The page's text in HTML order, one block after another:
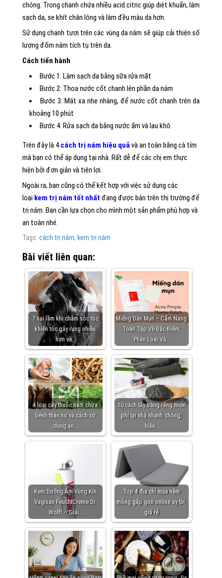
chóng. Trong chanh chứa nhiều acid citric giúp diệt khuẩn, làm
sạch da, se khít chân lông và làm đều màu da hơn.
Sử dụng chanh tươi trên các vùng da nám sẽ giúp cải thiện số
lượng đốm nám tích tụ trên da.
Cách tiến hành
Bước 1: Làm sạch da bằng sữa rửa mặt
Bước 2: Thoa nước cốt chanh lên phần da nám
Bước 3: Mát xa nhẹ nhàng, để nước cốt chanh trên da
khoảng 10 phút
Bước 4: Rửa sạch da bằng nước ấm và lau khô.
Trên đây là 4cách trị nám hiệu quảvà an toàn bằng cà tím
mà bạn có thể áp dụng tại nhà. Rất dễ để các chị em thực
hiện bởi đơn giản và tiện lợi.
Ngoài ra, bạn cũng có thể kết hợp với việc sử dụng các
loại kem trị nám tốt nhất đang được bán trên thị trường để
trị nám. Bạn cần lựa chọn cho mình một sản phẩm phù hợp và
an toàn nhé.
Tags: cách trị nám, kem trị nám
Bài viết liên quan:
7 sai lầm khi chăm sóc tóc
khiến tóc gãy rụng nhiều
hơn và…
Miếng Dán Mụn – Cẩm Nang
Toàn Tập Về Đặc Điểm,
Phân Loại Và…
4 loại cây thuốc nam chữa
bệnh thận hư và cách sử
dụng an…
10 cách tẩy trắng răng miễn
phí tại nhà nhanh chóng,
hiệu…
Kem Dưỡng Ẩm Vùng Kín
Vagisan FeuchtCreme Dr.
Wolff – Giải…
Top 4 địa chỉ mua nệm
mỏng gấp gọn online uy tín,
giá rẻ